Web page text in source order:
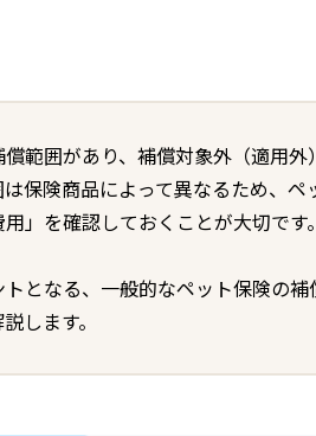
範囲があり、補償対象外（適用
保険商品によって異なるため、
」を確認しておくことが大切です。
となる、一般的なペット保険の
します。